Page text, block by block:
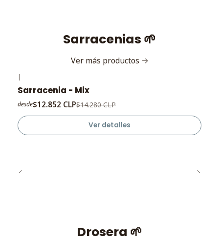
Sarracenias 🌱
Ver más productos
-10%
Agotado
|
Sarracenia - Mix
desde$12.852 CLP$14.280 CLP
Ver detalles
Drosera 🌱